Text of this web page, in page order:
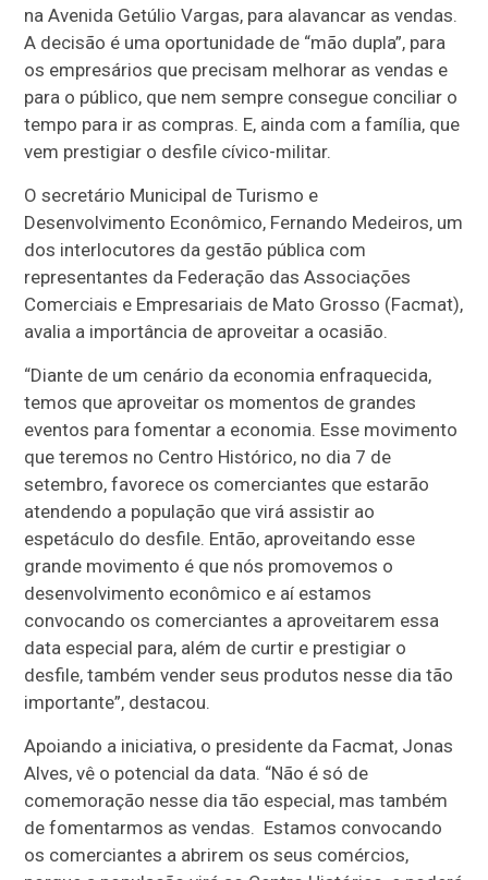
na Avenida Getúlio Vargas, para alavancar as vendas.
A decisão é uma oportunidade de “mão dupla”, para
os empresários que precisam melhorar as vendas e
para o público, que nem sempre consegue conciliar o
tempo para ir as compras. E, ainda com a família, que
vem prestigiar o desfile cívico-militar.
O secretário Municipal de Turismo e
Desenvolvimento Econômico, Fernando Medeiros, um
dos interlocutores da gestão pública com
representantes da Federação das Associações
Comerciais e Empresariais de Mato Grosso (Facmat),
avalia a importância de aproveitar a ocasião.
“Diante de um cenário da economia enfraquecida,
temos que aproveitar os momentos de grandes
eventos para fomentar a economia. Esse movimento
que teremos no Centro Histórico, no dia 7 de
setembro, favorece os comerciantes que estarão
atendendo a população que virá assistir ao
espetáculo do desfile. Então, aproveitando esse
grande movimento é que nós promovemos o
desenvolvimento econômico e aí estamos
convocando os comerciantes a aproveitarem essa
data especial para, além de curtir e prestigiar o
desfile, também vender seus produtos nesse dia tão
importante”, destacou.
Apoiando a iniciativa, o presidente da Facmat, Jonas
Alves, vê o potencial da data. “Não é só de
comemoração nesse dia tão especial, mas também
de fomentarmos as vendas. Estamos convocando
os comerciantes a abrirem os seus comércios,